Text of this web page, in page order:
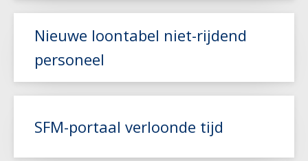
Nieuwe loontabel niet-rijdend
personeel
SFM-portaal verloonde tijd